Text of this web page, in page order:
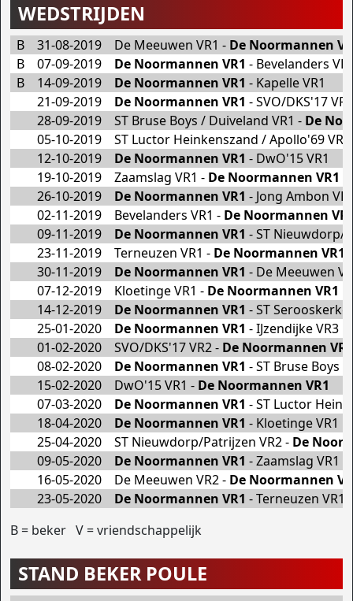
WEDSTRIJDEN
B 31-08-2019 De Meeuwen VR1 - De Noormannen
B
07-09-2019 De Noormannen VR1 - Bevelanders
B
14-09-2019 De Noormannen VR1 - Kapelle VR1
21-09-2019
De Noormannen VR1 - SVO/DKS'17 VR2
28-09-2019
ST Bruse Boys / Duiveland VR1 - De
05-10-2019
ST Luctor Heinkenszand / Apollo'69
12-10-2019
De Noormannen VR1 - DwO'15 VR1
19-10-2019
Zaamslag VR1 - De Noormannen VR1
26-10-2019
De Noormannen VR1 - Jong Ambon
02-11-2019
Bevelanders VR1 - De Noormannen
09-11-2019
De Noormannen VR1 - ST Nieuwdorp/
23-11-2019
Terneuzen VR1 - De Noormannen VR1
30-11-2019
De Noormannen VR1 - De Meeuwen
07-12-2019
Kloetinge VR1 - De Noormannen VR1
14-12-2019
De Noormannen VR1 - ST Serooskerke
25-01-2020
De Noormannen VR1 - IJzendijke VR3
01-02-2020
SVO/DKS'17 VR2 - De Noormannen VR1
08-02-2020
De Noormannen VR1 - ST Bruse Boys
15-02-2020
DwO'15 VR1 - De Noormannen VR1
07-03-2020
De Noormannen VR1 - ST Luctor
18-04-2020
De Noormannen VR1 - Kloetinge VR1
25-04-2020
ST Nieuwdorp/Patrijzen VR2 - De
09-05-2020
De Noormannen VR1 - Zaamslag VR1
16-05-2020
De Meeuwen VR2 - De Noormannen
23-05-2020
De Noormannen VR1 - Terneuzen VR1
B = beker V = vriendschappelijk
STAND BEKER POULE